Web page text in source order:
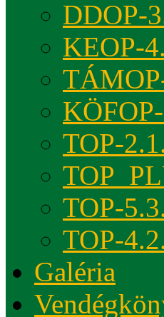
DDOP-
KEOP-
TOP-
TOP-
TOP-
Galéria